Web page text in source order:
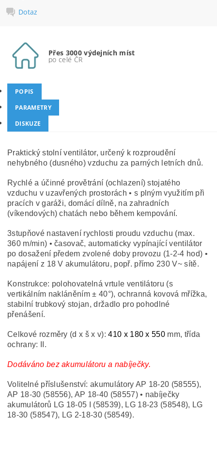
Dotaz
Přes 3000 výdejních míst
po celé ČR
POPIS
PARAMETRY
DISKUZE
Praktický stolní ventilátor, určený k rozproudění
nehybného (dusného) vzduchu za parných letních dnů.
Rychlé a účinné provětrání (ochlazení) stojatého
vzduchu v uzavřených prostorách • s plným využitím při
pracích v garáži, domácí dílně, na zahradních
(víkendových) chatách nebo během kempování.
3stupňové nastavení rychlosti proudu vzduchu (max.
360 m/min) • časovač, automaticky vypínající ventilátor
po dosažení předem zvolené doby provozu (1-2-4 hod) •
napájení z 18 V akumulátoru, popř. přímo 230 V~ sítě.
Konstrukce: polohovatelná vrtule ventilátoru (s
vertikálním nakláněním ± 40°), ochranná kovová mřížka,
stabilní trubkový stojan, držadlo pro pohodlné
přenášení.
Celkové rozměry (d x š x v):410 x 180 x 550 mm, třída
ochrany: II.
Dodáváno bez akumulátoru a nabíječky.
Volitelné příslušenství: akumulátory AP 18-20 (58555),
AP 18-30 (58556), AP 18-40 (58557) • nabíječky
akumulátorů LG 18-05 I (58539), LG 18-23 (58548), LG
18-30 (58547), LG 2-18-30 (58549).